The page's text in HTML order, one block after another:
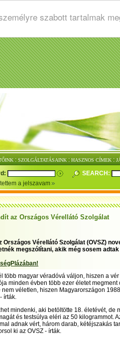
szabott tartalmak
: SZOLGÁLTATÁSAINK : HASZNOS CÍMEK :
SEARCH:
a jelszavam
az Országos Vérellátó Szolgálat
Országos Vérellátó Szolgálat (OVSZ)
megszólítani, akik még sosem
több magyar véradóvá váljon, hiszen a vér
minden évben több ezer életet megment
véletlen, hiszen Magyarországon
írták.
mindenki, aki betöltötte 18. életévét, de
és testsúlya eléri az 50 kilogrammot.
adnak vért, három darab, kétéjszakás
ki az OVSZ - írták.